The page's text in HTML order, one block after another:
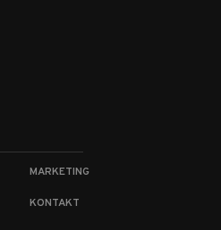
MARKETING
KONTAKT